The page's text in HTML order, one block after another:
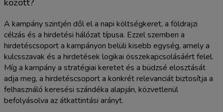
A kampány szintjén dől el a napi költségkeret, a földrajzi
célzás és a hirdetési hálózat típusa. Ezzel szemben a
hirdetéscsoport a kampányon belüli kisebb egység, amely a
kulcsszavak és a hirdetések logikai összekapcsolásáért felel.
Míg a kampány a stratégiai keretet és a büdzsé elosztását
adja meg, a hirdetéscsoport a konkrét relevanciát biztosítja a
felhasználó keresési szándéka alapján, közvetlenül
befolyásolva az átkattintási arányt.